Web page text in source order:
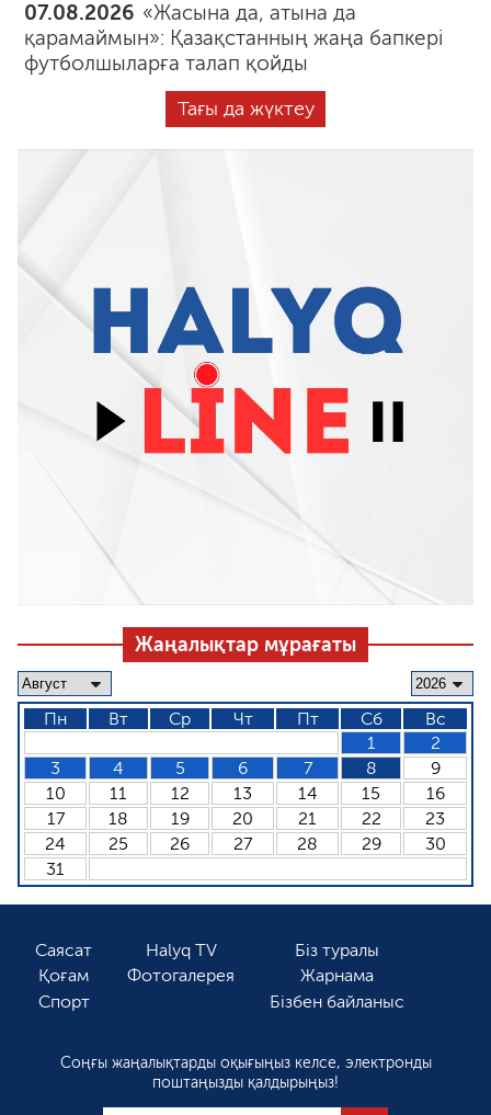
07.08.2026 «Жасына да, атына да
қарамаймын»: Қазақстанның жаңа бапкері
футболшыларға талап қойды
Тағы да жүктеу
Жаңалықтар мұрағаты
Пн Вт Ср Чт Пт Сб
Вс
1
2
3
4 5 6 7 8
9
10
11 12 13 14 15
16
17
18 19 20 21 22
23
24
25 26 27 28 29
30
31
Саясат
Қоғам
Спорт
Halyq TV
Фотогалерея
Біз туралы
Жарнама
Бізбен байланыс
Соңғы жаңалықтарды оқығыңыз келсе, электронды
поштаңызды қалдырыңыз!